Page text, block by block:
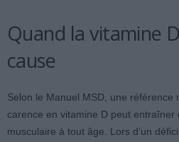
Quand la vitamine
cause
Selon le Manuel MSD, une référence
carence en vitamine D peut
musculaire à tout âge. Lors d’un